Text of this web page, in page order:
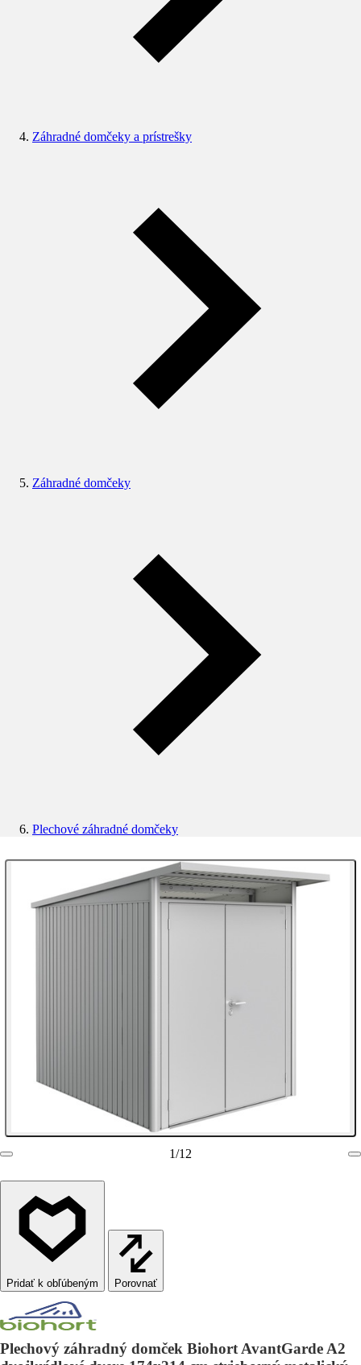
Záhradné domčeky a prístrešky
Záhradné domčeky
Plechové záhradné domčeky
1/12
Porovnať
Plechový záhradný domček Biohort AvantGarde A2